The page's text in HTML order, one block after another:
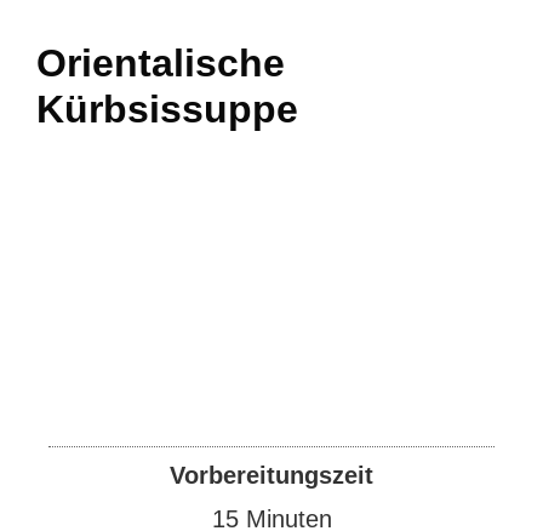
Orientalische
Kürbsissuppe
Vorbereitungszeit
15Minuten
Minuten